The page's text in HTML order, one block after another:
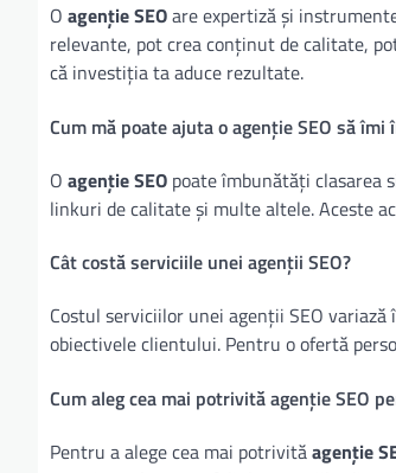
O agenție SEOare expertiză și
relevante, pot crea conținut de calitate,
că investiția ta aduce rezultate.
Cum mă poate ajuta o agenție SEO să
O agenție SEO poate îmbunătăți
linkuri de calitate și multe altele. Aceste
Cât costă serviciile unei agenții SEO?
Costul serviciilor unei agenții SEO
obiectivele clientului. Pentru o ofertă
Cum aleg cea mai potrivită agenție SEO
Pentru a alege cea mai potrivităagenție